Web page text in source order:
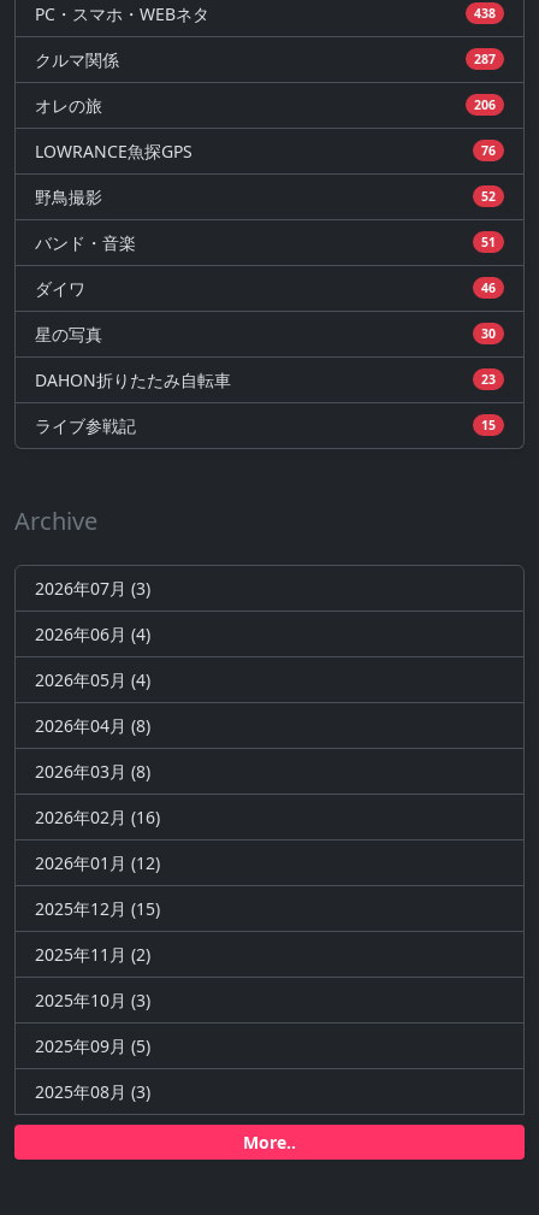
PC・スマホ・WEBネタ 438
クルマ関係 287
オレの旅 206
LOWRANCE魚探GPS 76
野鳥撮影 52
バンド・音楽 51
ダイワ 46
星の写真 30
DAHON折りたたみ自転車 23
ライブ参戦記 15
Archive
2026年07月 (3)
2026年06月 (4)
2026年05月 (4)
2026年04月 (8)
2026年03月 (8)
2026年02月 (16)
2026年01月 (12)
2025年12月 (15)
2025年11月 (2)
2025年10月 (3)
2025年09月 (5)
2025年08月 (3)
More..